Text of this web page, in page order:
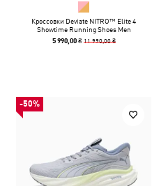
Кроссовки Deviate NITRO™ Elite 4
Showtime Running Shoes Men
5 990,00 ₴ 11 990,00 ₴
-50%